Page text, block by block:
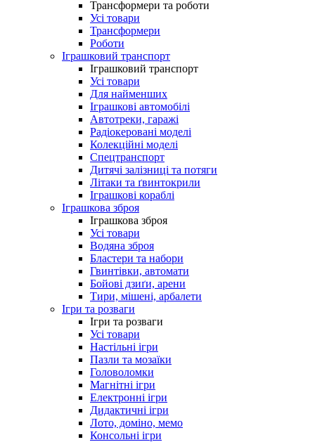
Трансформери та роботи
Усі товари
Трансформери
Роботи
Іграшковий транспорт
Іграшковий транспорт
Усі товари
Для найменших
Іграшкові автомобілі
Автотреки, гаражі
Радіокеровані моделі
Колекційні моделі
Спецтранспорт
Дитячі залізниці та потяги
Літаки та ґвинтокрили
Іграшкові кораблі
Іграшкова зброя
Іграшкова зброя
Усі товари
Водяна зброя
Бластери та набори
Гвинтівки, автомати
Бойові дзиґи, арени
Тири, мішені, арбалети
Ігри та розваги
Ігри та розваги
Усі товари
Настільні ігри
Пазли та мозаїки
Головоломки
Магнітні ігри
Електронні ігри
Дидактичні ігри
Лото, доміно, мемо
Консольні ігри